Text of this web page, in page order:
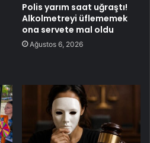
Polis yarım saat uğraştı!
Alkolmetreyi üflememek
ona servete mal oldu
Ağustos 6, 2026